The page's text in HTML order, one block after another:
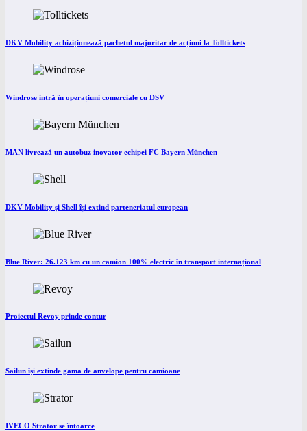
DKV Mobility achiziționează pachetul majoritar de acțiuni la Tolltickets
Windrose intră în operațiuni comerciale cu DSV
MAN livrează un autobuz inovator echipei FC Bayern München
DKV Mobility și Shell își extind parteneriatul european
Blue River: 26.123 km cu un camion 100% electric în transport internațional
Proiectul Revoy prinde contur
Sailun își extinde gama de anvelope pentru camioane
IVECO Strator se întoarce